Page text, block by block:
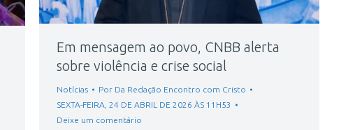
Em mensagem ao povo, CNBB alerta
sobre violência e crise social
Notícias Por Da Redação Encontro com Cristo
SEXTA-FEIRA, 24 DE ABRIL DE 2026 ÀS 11H53
Deixe um comentário